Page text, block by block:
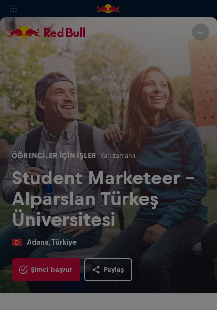
ÖĞRENCILER IÇIN İŞLER Yarı zamanlı
Student Marketeer -
Alparslan Türkeş
Üniversitesi
Adana, Türkiye
Şimdi başvur Paylaş